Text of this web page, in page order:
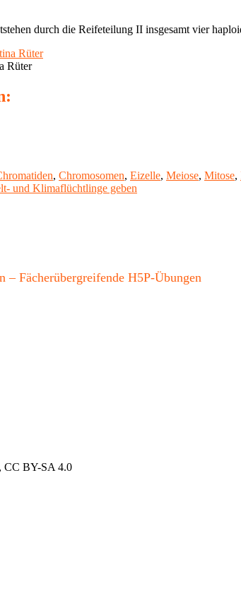
durch die Reifeteilung II insgesamt vier
Rüter
, Chromosomen, Eizelle, Meiose, Mitose,
und Klimaflüchtlinge geben
Fächerübergreifende H5P-Übungen
, CC BY-SA 4.0